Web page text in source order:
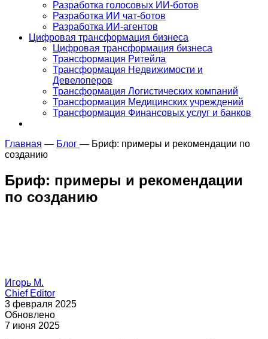
Разработка голосовых ИИ-ботов
Разработка ИИ чат-ботов
Разработка ИИ-агентов
Цифровая трансформация бизнеса
Цифровая трансформация бизнеса
Трансформация Ритейла
Трансформация Недвижимости и
Девелоперов
Трансформация Логистических компаний
Трансформация Медицинских учреждений
Трансформация Финансовых услуг и банков
Главная — Блог — Бриф: примеры и рекомендации по
созданию
Бриф: примеры и рекомендации
по созданию
Игорь М.
Chief Editor
3 февраля 2025
Обновлено
7 июня 2025